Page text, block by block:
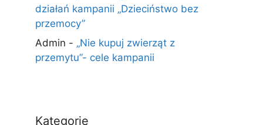
działań kampanii „Dzieciństwo bez
przemocy”
Admin - „Nie kupuj zwierząt z
przemytu”- cele kampanii
Kategorie